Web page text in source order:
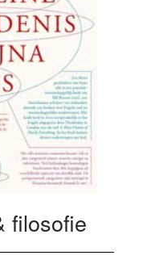
filosofie